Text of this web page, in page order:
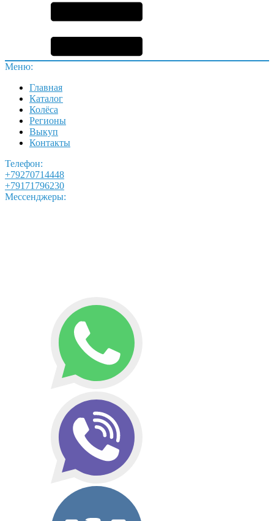
Меню:
Главная
Каталог
Колёса
Регионы
Выкуп
Контакты
Телефон:
+79270714448
+79171796230
Мессенджеры: